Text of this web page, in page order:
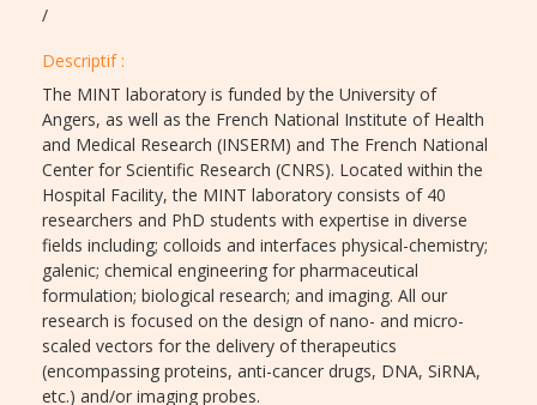
/
Descriptif :​
The MINT laboratory is funded by the University of
Angers, as well as the French National Institute of Health
and Medical Research (INSERM) and The French National
Center for Scientific Research (CNRS). Located within the
Hospital Facility, the MINT laboratory consists of 40
researchers and PhD students with expertise in diverse
fields including; colloids and interfaces physical-chemistry;
galenic; chemical engineering for pharmaceutical
formulation; biological research; and imaging. All our
research is focused on the design of nano- and micro-
scaled vectors for the delivery of therapeutics
(encompassing proteins, anti-cancer drugs, DNA, SiRNA,
etc.) and/or imaging probes.